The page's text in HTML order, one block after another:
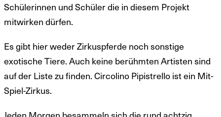
Schülerinnen und Schüler die in diesem Projekt
mitwirken dürfen.
Es gibt hier weder Zirkuspferde noch sonstige
exotische Tiere. Auch keine berühmten Artisten sind
auf der Liste zu finden. Circolino Pipistrello ist ein Mit-
Spiel-Zirkus.